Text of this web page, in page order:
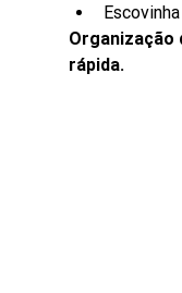
Organização
rápida.